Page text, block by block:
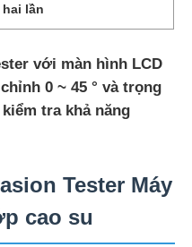
lần
với màn hình LCD
0 ~ 45 ° và trọng
tra khả năng
Tester Máy
cao su